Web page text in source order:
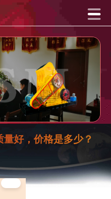
好，价格是多少？